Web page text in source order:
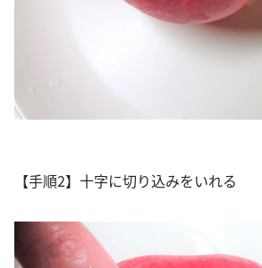
【手順2】十字に切り込みをいれる